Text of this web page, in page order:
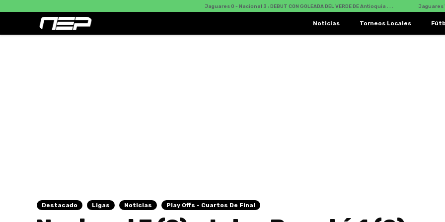
Jaguares 0 - Nacional 3 : DEBUT CON GOLEADA DEL VERDE DE Antioquia . . . Jaguares Vs Nacional : DEBUT
Noticias Torneos Locales
Destacado Ligas Noticias Play Offs - Cuartos De Final